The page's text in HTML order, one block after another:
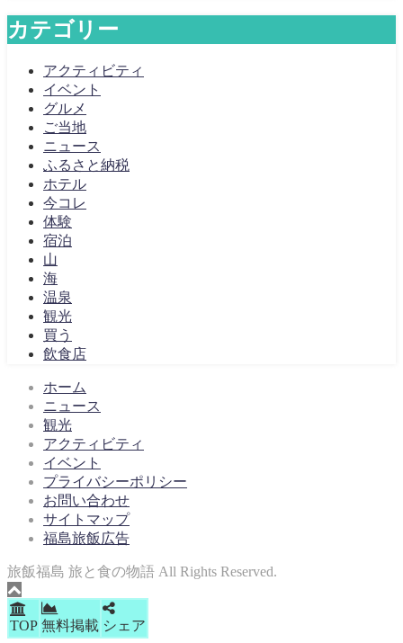
カテゴリー
アクティビティ
イベント
グルメ
ご当地
ニュース
ふるさと納税
ホテル
今コレ
体験
宿泊
山
海
温泉
観光
買う
飲食店
ホーム
ニュース
観光
アクティビティ
イベント
プライバシーポリシー
お問い合わせ
サイトマップ
福島旅飯広告
旅飯福島 旅と食の物語 All Rights Reserved.
TOP 無料掲載 シェア